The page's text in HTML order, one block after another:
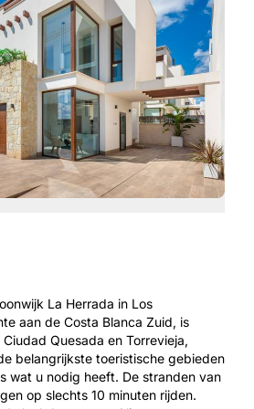
La Herrada in Los
aan de Costa Blanca Zuid, is
Quesada en Torrevieja,
belangrijkste toeristische gebieden
wat u nodig heeft. De stranden van
op slechts 10 minuten rijden.